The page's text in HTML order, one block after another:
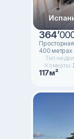
364’
400 метрах
Тип
Комнаты:
117м²